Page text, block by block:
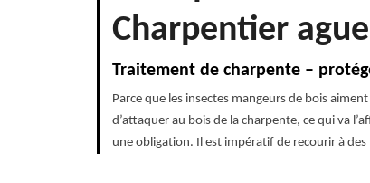
Charpentier
Traitement de charpente –
Parce que les insectes mangeurs de bois
d’attaquer au bois de la charpente, ce qui va
une obligation. Il est impératif de recourir à